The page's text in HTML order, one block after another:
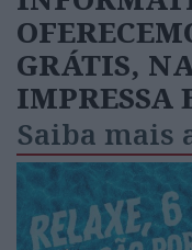
GRÁTIS,
IMPRESSA
Saiba mais